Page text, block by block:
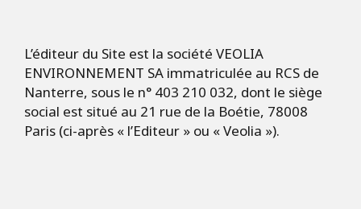
L’éditeur du Site est la société VEOLIA
ENVIRONNEMENT SA immatriculée au RCS de
Nanterre, sous le n° 403 210 032, dont le siège
social est situé au 21 rue de la Boétie, 78008
Paris (ci-après « l’Editeur » ou « Veolia »).